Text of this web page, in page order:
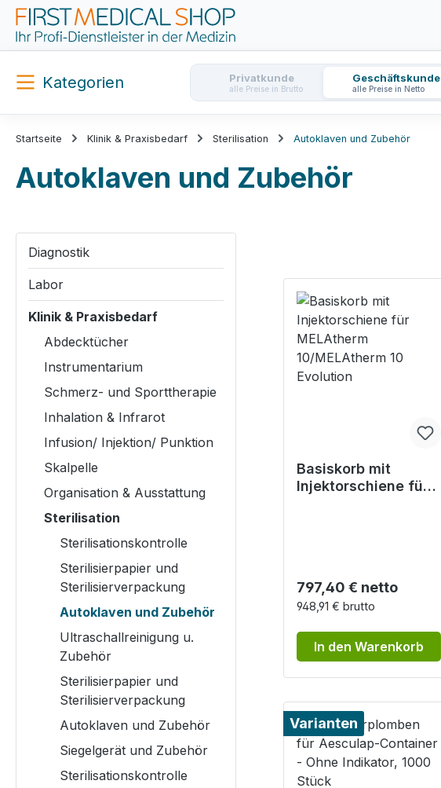
Hauptinhalt springen
Zur Suche springen
Zur Hauptnavigation springen
Kategorien Privatkunde
alle Preise in Brutto
Geschäftskunde
alle Preise in Netto
Startseite Klinik & Praxisbedarf Sterilisation Autoklaven und Zubehör
Autoklaven und Zubehör
Diagnostik
Labor
Klinik & Praxisbedarf
Abdecktücher
Instrumentarium
Schmerz- und Sporttherapie
Inhalation & Infrarot
Infusion/ Injektion/ Punktion
Skalpelle
Organisation & Ausstattung
Sterilisation
Sterilisationskontrolle
Sterilisierpapier und
Sterilisierverpackung
Autoklaven und Zubehör
Ultraschallreinigung u.
Zubehör
Sterilisierpapier und
Sterilisierverpackung
Autoklaven und Zubehör
Siegelgerät und Zubehör
Sterilisationskontrolle
Basiskorb mit
Injektorschiene für
Regulärer Preis:
797,40 € netto
948,91 € brutto
In den Warenkorb
Varianten